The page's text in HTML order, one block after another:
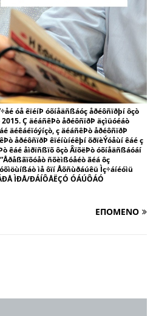
óå êïéíÞ óõíåäñßáóç åðéôñïðþí ôçò
Ç äéáñêÞò åðéôñïðÞ äçìüóéáò
äéêáéïóýíçò, ç äéáñêÞò åðéôñïðÞ
åðéôñïðÞ êïéíùíéêþí õðïèÝóåùí êáé ç
êáé åìðïñßïõ ôçò ÂïõëÞò óõíåäñßáóáí
ñõèìßóåéò ãéá ôç
ìå ôïí Åõñùðáúêü Ìç÷áíéóìü
ÌÐÅ/ÐÁÍÔÅËÇÓ ÓÁÚÔÁÓ
ΕΠΟΜΕΝΟ